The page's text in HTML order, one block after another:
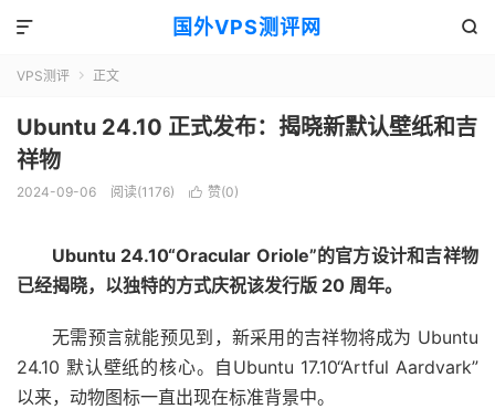
国外VPS测评网 

VPS测评  正文
Ubuntu 24.10 正式发布：揭晓新默认壁纸和吉
祥物
2024-09-06 阅读(1176)  赞(0)
Ubuntu 24.10“Oracular Oriole”的官方设计和吉祥物
已经揭晓，以独特的方式庆祝该发行版 20 周年。
无需预言就能预见到，新采用的吉祥物将成为 Ubuntu
24.10 默认壁纸的核心。自 Ubuntu 17.10“Artful Aardvark”
以来，动物图标一直出现在标准背景中。